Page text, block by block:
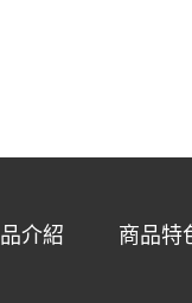
介紹 商品特